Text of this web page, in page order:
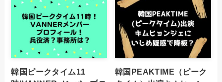
韓国ピークタイム11
韓国PEAKTIME（ピーク